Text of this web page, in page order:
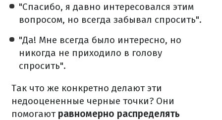
"Спасибо, я давно интересовался этим
вопросом, но всегда забывал спросить".
"Да! Мне всегда было интересно, но
никогда не приходило в голову
спросить".
Так что же конкретно делают эти
недооцененные черные точки? Они
помогаютравномерно распределять